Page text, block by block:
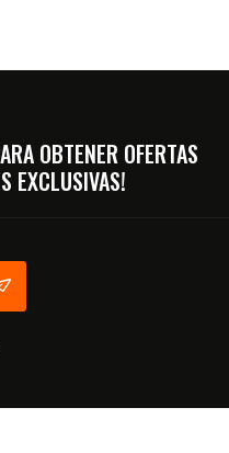
OBTENER OFERTAS
EXCLUSIVAS!